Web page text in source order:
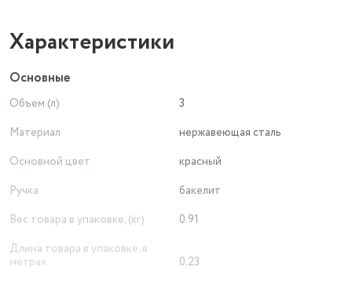
Характеристики
Основные
Объем (л)
3
Материал
нержавеющая сталь
Основной цвет
красный
Ручка
бакелит
Вес товара в упаковке, (кг)
0.91
Длина товара в упаковке, в
метрах
0.23